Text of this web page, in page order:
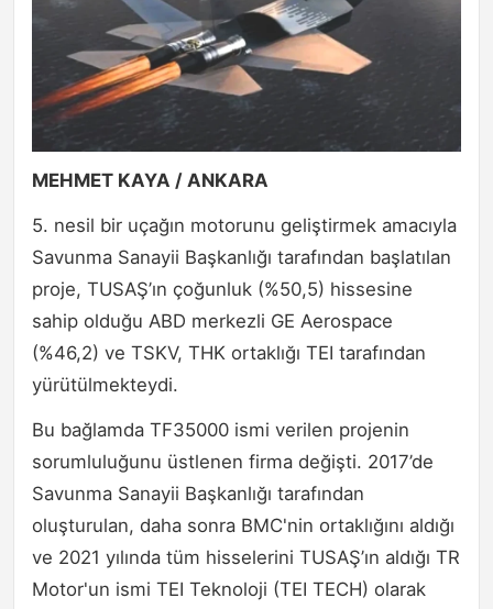
MEHMET KAYA / ANKARA
5. nesil bir uçağın motorunu geliştirmek amacıyla
Savunma Sanayii Başkanlığı tarafından başlatılan
proje, TUSAŞ’ın çoğunluk (%50,5) hissesine
sahip olduğu ABD merkezli GE Aerospace
(%46,2) ve TSKV, THK ortaklığı TEI tarafından
yürütülmekteydi.
Bu bağlamda TF35000 ismi verilen projenin
sorumluluğunu üstlenen firma değişti. 2017’de
Savunma Sanayii Başkanlığı tarafından
oluşturulan, daha sonra BMC'nin ortaklığını aldığı
ve 2021 yılında tüm hisselerini TUSAŞ’ın aldığı TR
Motor'un ismi TEI Teknoloji (TEI TECH) olarak